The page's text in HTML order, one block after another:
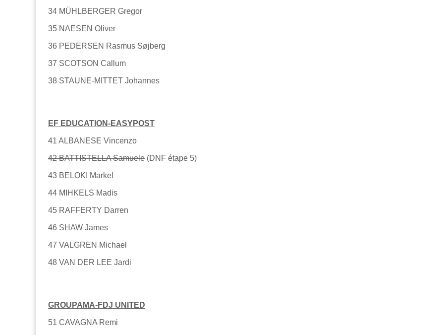
34 MÜHLBERGER Gregor
35 NAESEN Oliver
36 PEDERSEN Rasmus Søjberg
37 SCOTSON Callum
38 STAUNE-MITTET Johannes
EF EDUCATION-EASYPOST
41 ALBANESE Vincenzo
42 BATTISTELLA Samuele (DNF étape 5)
43 BELOKI Markel
44 MIHKELS Madis
45 RAFFERTY Darren
46 SHAW James
47 VALGREN Michael
48 VAN DER LEE Jardi
GROUPAMA-FDJ UNITED
51 CAVAGNA Remi